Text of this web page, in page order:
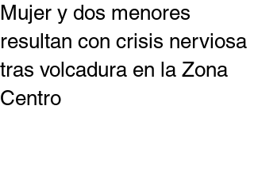
Mujer y dos menores
resultan con crisis nerviosa
tras volcadura en la Zona
Centro